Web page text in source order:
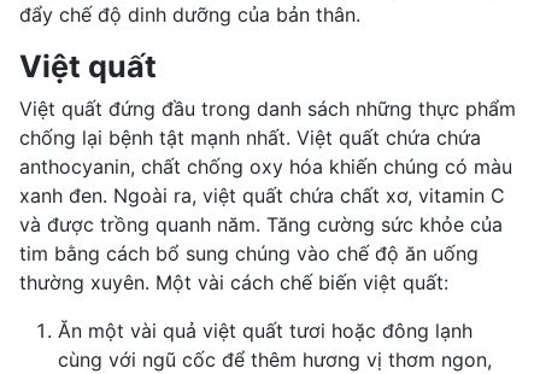
đẩy chế độ dinh dưỡng của bản thân.
Việt quất
Việt quất đứng đầu trong danh sách những thực phẩm
chống lại bệnh tật mạnh nhất. Việt quất chứa chứa
anthocyanin, chất chống oxy hóa khiến chúng có màu
xanh đen. Ngoài ra, việt quất chứa chất xơ, vitamin C
và được trồng quanh năm. Tăng cường sức khỏe của
tim bằng cách bổ sung chúng vào chế độ ăn uống
thường xuyên. Một vài cách chế biến việt quất:
Ăn một vài quả việt quất tươi hoặc đông lạnh
cùng với ngũ cốc để thêm hương vị thơm ngon,